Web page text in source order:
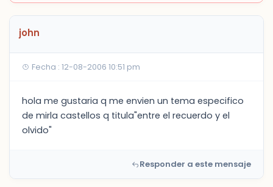
john
Fecha : 12-08-2006 10:51 pm
hola me gustaria q me envien un tema especifico
de mirla castellos q titula"entre el recuerdo y el
olvido"
Responder a este mensaje